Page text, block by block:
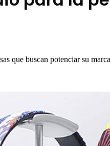
que buscan potenciar su